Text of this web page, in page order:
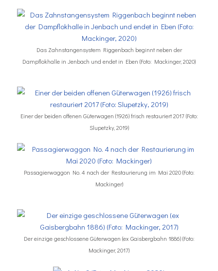
Das Zahnstangensystem Riggenbach beginnt neben der
Dampflokhalle in Jenbach und endet in Eben (Foto: Mackinger, 2020)
Einer der beiden offenen Güterwagen (1926) frisch restauriert 2017 (Foto:
Slupetzky, 2019)
Passagierwaggon No. 4 nach der Restaurierung im Mai 2020 (Foto:
Mackinger)
Der einzige geschlossene Güterwagen (ex Gaisbergbahn 1886) (Foto:
Mackinger, 2017)